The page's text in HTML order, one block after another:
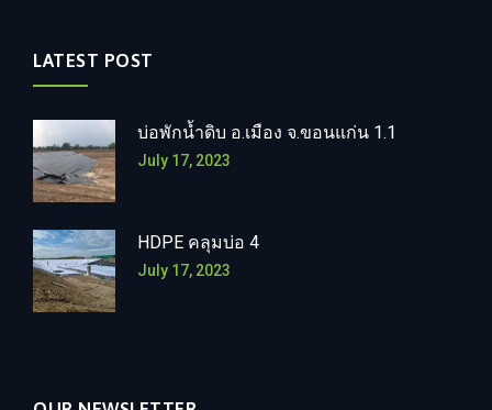
LATEST POST
บ่อพักน้ำดิบ อ.เมือง จ.ขอนแก่น 1.1
July 17, 2023
HDPE คลุมบ่อ 4
July 17, 2023